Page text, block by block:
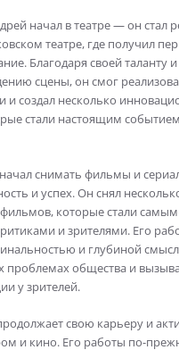
начал в театре — он стал
театре, где получил
Благодаря своей таланту и
сцены, он смог
и создал несколько
стали настоящим
снимать фильмы и
и успех. Он снял
которые стали
и зрителями. Его
и глубиной
проблемах общества и
у зрителей.
свою карьеру и
и кино. Его работы по-